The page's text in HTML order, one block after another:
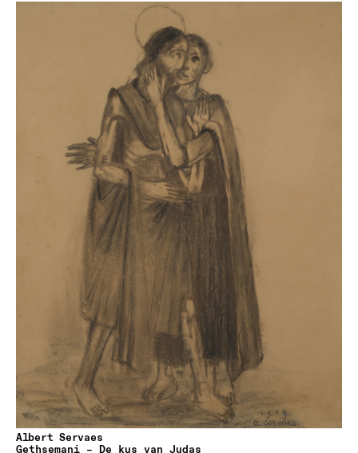
Albert Servaes
Gethsemani – De kus van Judas